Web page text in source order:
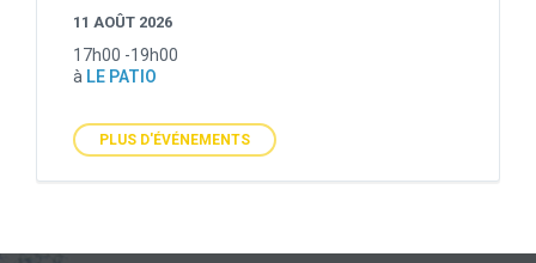
11 AOÛT 2026
17h00 -19h00
à LE PATIO
PLUS D'ÉVÉNEMENTS